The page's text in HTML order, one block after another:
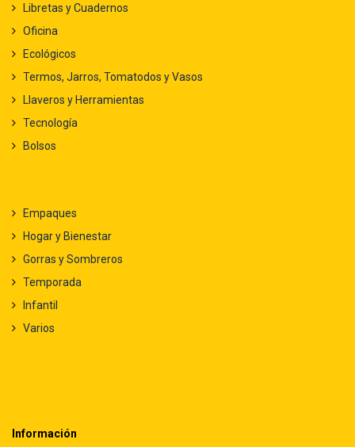
Libretas y Cuadernos
Oficina
Ecológicos
Termos, Jarros, Tomatodos y Vasos
Llaveros y Herramientas
Tecnología
Bolsos
Empaques
Hogar y Bienestar
Gorras y Sombreros
Temporada
Infantil
Varios
Información